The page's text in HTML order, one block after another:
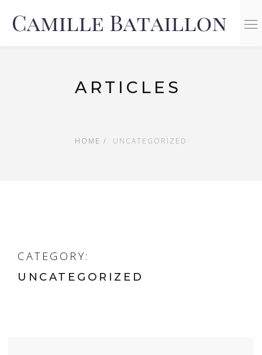
ARTICLES
HOME UNCATEGORIZED
CATEGORY:
UNCATEGORIZED